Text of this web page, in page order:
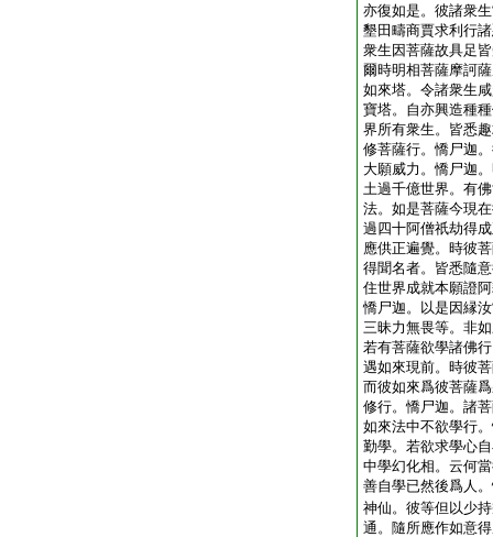
亦復如是。彼諸衆
墾田疇商賈求利行
衆生因菩薩故具足
爾時明相菩薩摩訶
如來塔。令諸衆生
寶塔。自亦興造種
界所有衆生。皆悉
修菩薩行。憍尸迦
大願威力。憍尸迦
土過千億世界。有
法。如是菩薩今現
過四十阿僧祇劫得
應供正遍覺。時彼
得聞名者。皆悉隨
住世界成就本願證
憍尸迦。以是因縁
三昧力無畏等。非
若有菩薩欲學諸佛
遇如來現前。時彼
而彼如來爲彼菩薩
修行。憍尸迦。諸
如來法中不欲學行
勤學。若欲求學心
中學幻化相。云何
善自學已然後爲人
神仙。彼等但以少
通。隨所應作如意